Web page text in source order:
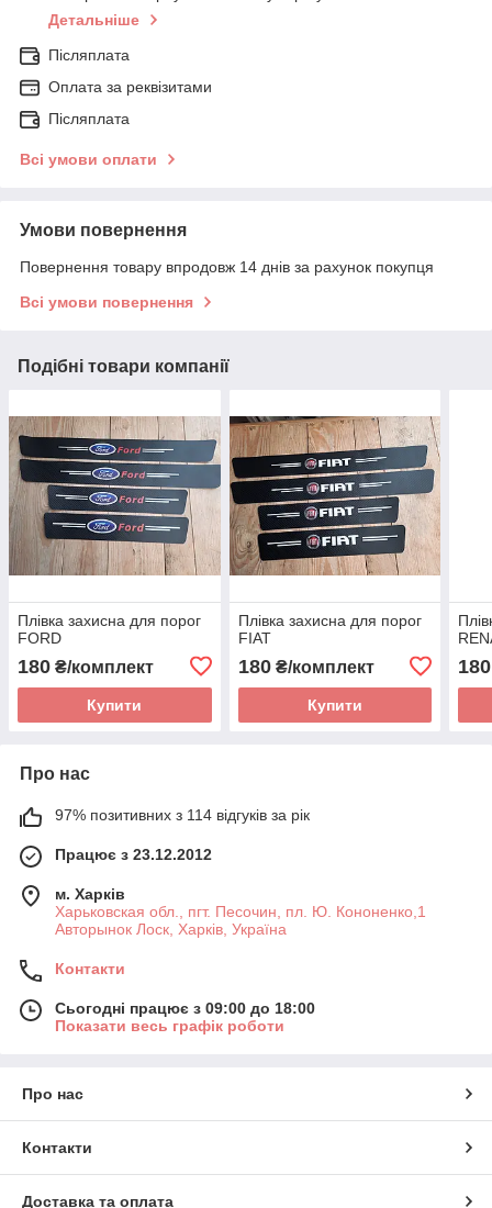
Детальніше
Післяплата
Оплата за реквізитами
Післяплата
Всі умови оплати
Умови повернення
Повернення товару впродовж 14 днів за рахунок покупця
Всі умови повернення
Подібні товари компанії
Плівка захисна для порог
FORD
180 ₴/комплект
Купити
Плівка захисна для порог
FIAT
180₴/комплект
Купити
180
Про нас
97% позитивних з 114 відгуків за рік
Працює з 23.12.2012
м. Харків
Харьковская обл., пгт. Песочин, пл. Ю. Кононенко,1
Авторынок Лоск, Харків, Україна
Контакти
Сьогодні працює з 09:00 до 18:00
Показати весь графік роботи
Про нас
Контакти
Доставка та оплата